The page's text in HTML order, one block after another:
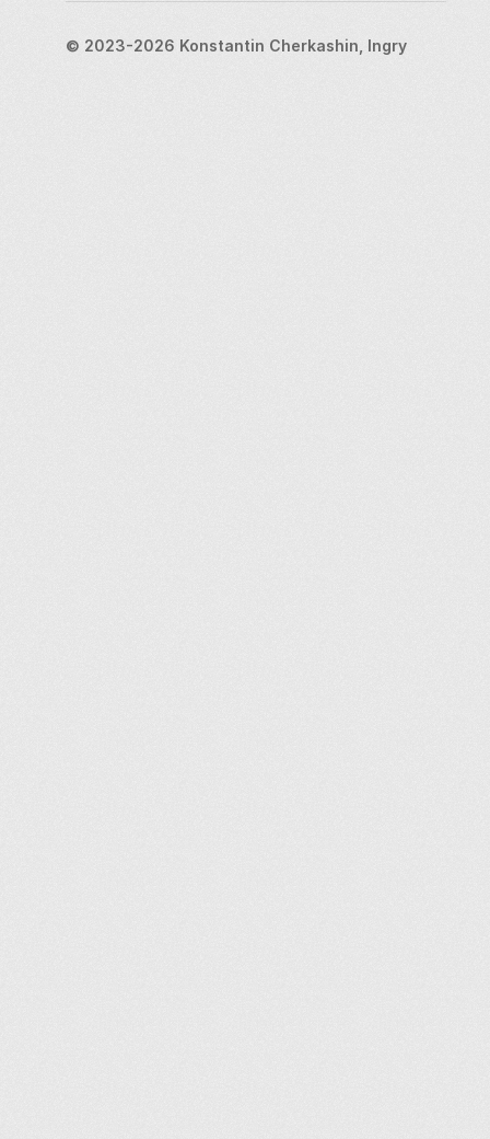
© 2023-2026 Konstantin Cherkashin, Ingry